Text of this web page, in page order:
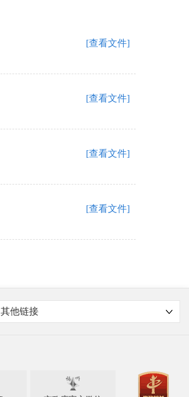
[查看文件]
[查看文件]
[查看文件]
[查看文件]
其他链接